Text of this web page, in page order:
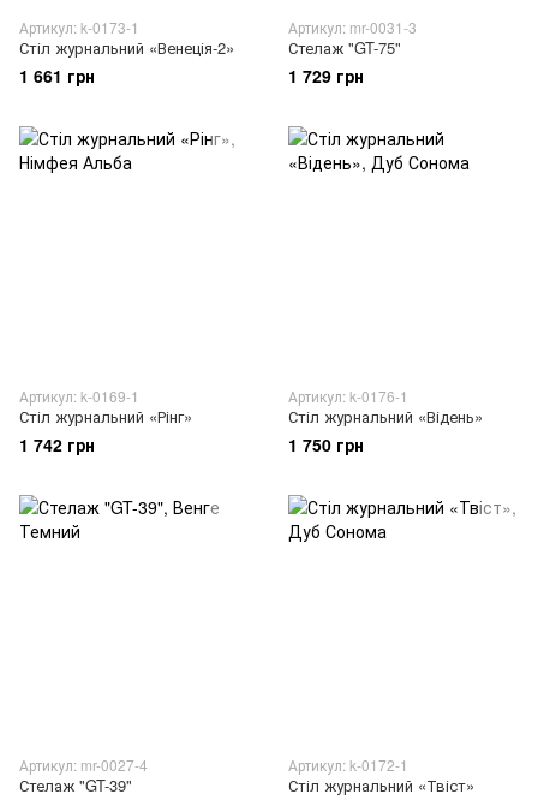
Артикул: k-0173-1
Стіл журнальний «Венеція-2»
1 661 грн
Артикул: mr-0031-3
Стелаж "GT-75"
1 729 грн
Артикул: k-0169-1
Стіл журнальний «Рінг»
1 742 грн
Артикул: k-0176-1
Стіл журнальний «Відень»
1 750 грн
Артикул: mr-0027-4
Стелаж "GT-39"
Артикул: k-0172-1
Стіл журнальний «Твіст»